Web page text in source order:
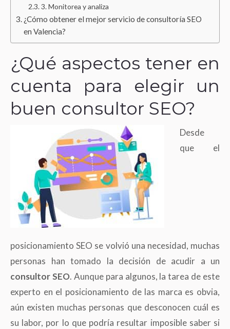
3. Monitorea y analiza
¿Cómo obtener el mejor servicio de consultoría SEO
en Valencia?
¿Qué aspectos tener en
cuenta para elegir un
buen consultor SEO?
Desde
que el
posicionamiento SEO se volvió una necesidad, muchas
personas han tomado la decisión de acudir a un
consultor SEO. Aunque para algunos, la tarea de este
experto en el posicionamiento de las marca es obvia,
aún existen muchas personas que desconocen cuál es
su labor, por lo que podría resultar imposible saber si